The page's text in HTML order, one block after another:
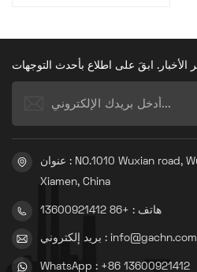
عنوان : NO.1010 Wuxian road, Wuxian Town Tong'an District,
Xiamen, China
هاتف : +86 13600921412
بريد إلكتروني : info@gachn.com
WhatsApp : +86 13600921412